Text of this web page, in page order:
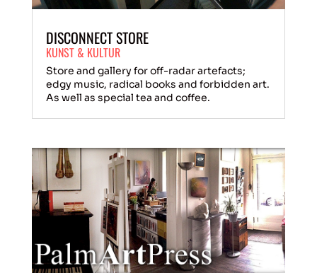
DISCONNECT STORE
KUNST & KULTUR
Store and gallery for off-radar artefacts;
edgy music, radical books and forbidden art.
As well as special tea and coffee.